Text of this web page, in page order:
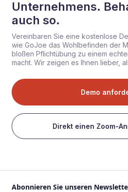
Unternehmens.
auch so.
Vereinbaren Sie eine kostenlose
wie GoJoe das Wohlbefinden der
bloßen Pflichtübung zu einem
macht. Wir zeigen es Ihnen lieber,
Demo
Direkt einen Zoom-
Abonnieren Sie unseren